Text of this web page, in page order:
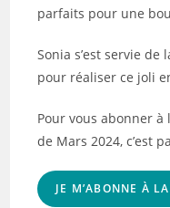
parfaits pour une
Sonia s’est servie de
pour réaliser ce joli
Pour vous abonner à
de Mars 2024, c’est
JE M’ABONNE À